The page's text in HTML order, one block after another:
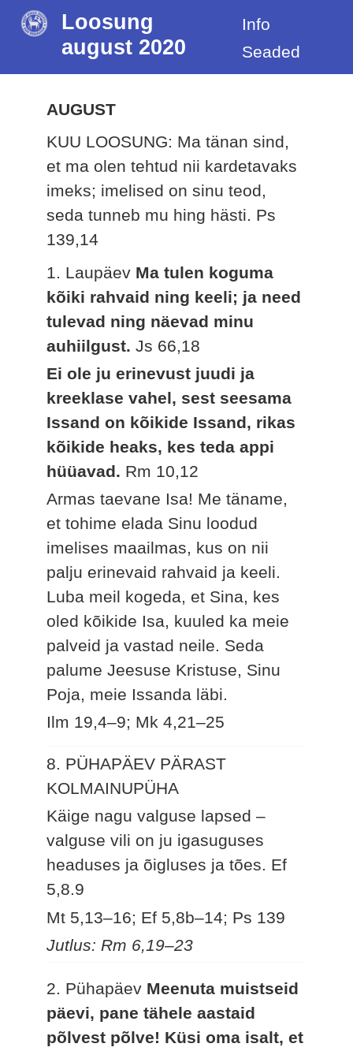
Loosung
august 2020
Info
Seaded
AUGUST
KUU LOOSUNG: Ma tänan sind,
et ma olen tehtud nii kardetavaks
imeks; imelised on sinu teod,
seda tunneb mu hing hästi. Ps
139,14
1. Laupäev Ma tulen koguma
kõiki rahvaid ning keeli; ja need
tulevad ning näevad minu
auhiilgust.Js 66,18
Ei ole ju erinevust juudi ja
kreeklase vahel, sest seesama
Issand on kõikide Issand, rikas
kõikide heaks, kes teda appi
hüüavad. Rm 10,12
Armas taevane Isa! Me täname,
et tohime elada Sinu loodud
imelises maailmas, kus on nii
palju erinevaid rahvaid ja keeli.
Luba meil kogeda, et Sina, kes
oled kõikide Isa, kuuled ka meie
palveid ja vastad neile. Seda
palume Jeesuse Kristuse, Sinu
Poja, meie Issanda läbi.
Ilm 19,4–9; Mk 4,21–25
8. PÜHAPÄEV PÄRAST
KOLMAINUPÜHA
Käige nagu valguse lapsed –
valguse vili on ju igasuguses
headuses ja õigluses ja tões. Ef
5,8.9
Mt 5,13–16; Ef 5,8b–14; Ps 139
Jutlus: Rm 6,19–23
2. Pühapäev Meenuta muistseid
päevi, pane tähele aastaid
põlvest põlve! Küsi oma isalt, et